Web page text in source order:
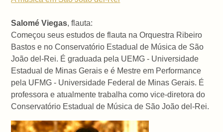
Salomé Viegas, flauta:
Começou seus estudos de flauta na Orquestra Ribeiro
Bastos e no Conservatório Estadual de Música de São
João del-Rei. É graduada pela UEMG - Universidade
Estadual de Minas Gerais e é Mestre em Performance
pela UFMG - Universidade Federal de Minas Gerais. É
professora e atualmente trabalha como vice-diretora do
Conservatório Estadual de Música de São João del-Rei.